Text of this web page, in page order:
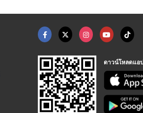
ดาวน์โหลดแอ